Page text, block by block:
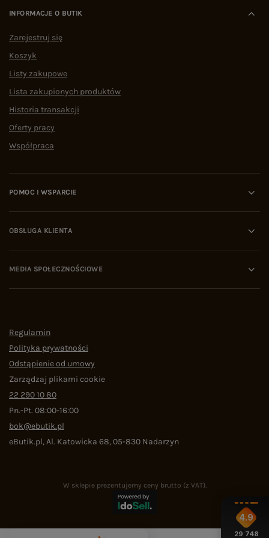
INFORMACJE O BUTIK
Zarejestruj się
Koszyk
Listy zakupowe
Lista zakupionych produktów
Historia transakcji
Oferty pracy
Współpraca
POMOC I WSPARCIE
OBSŁUGA KLIENTA
MEDIA SPOŁECZNOŚCIOWE
Regulamin
Polityka prywatności
Odstąpienie od umowy
Zarządzaj plikami cookie
22 290 10 80
Pn.-Pt. 08:00-16:00
bok@ebutik.pl
eButik.pl,Al. Katowicka 68,05-830 Nadarzyn
W sklepie prezentujemy ceny brutto (z VAT).
4.9
29 748